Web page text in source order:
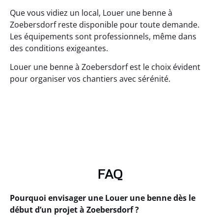
Que vous vidiez un local, Louer une benne à
Zoebersdorf reste disponible pour toute demande.
Les équipements sont professionnels, même dans
des conditions exigeantes.
Louer une benne à Zoebersdorf est le choix évident
pour organiser vos chantiers avec sérénité.
FAQ
Pourquoi envisager une Louer une benne dès le
début d’un projet à Zoebersdorf ?